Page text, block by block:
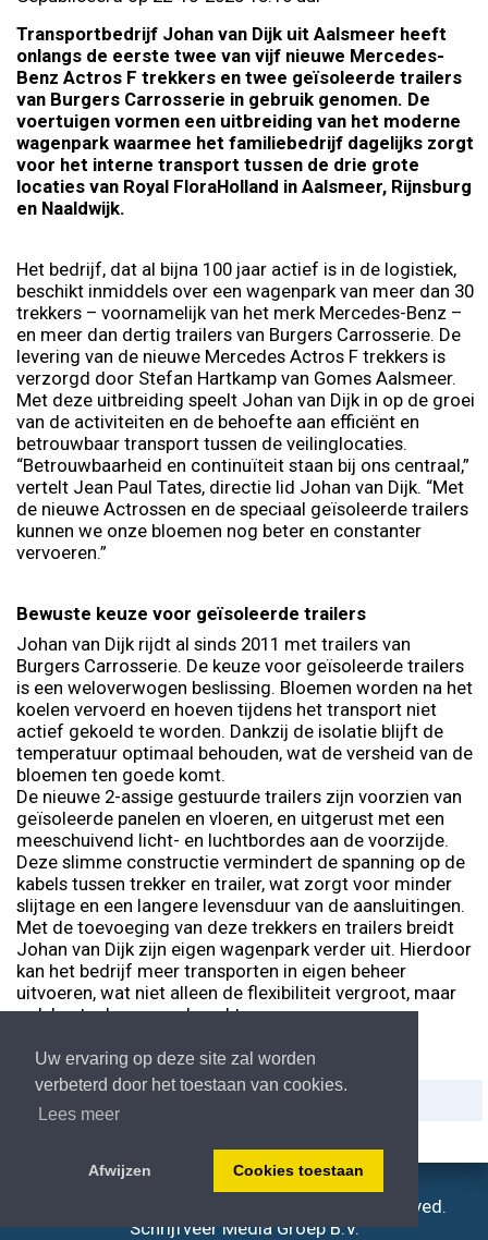
Uw ervaring op deze site zal worden
verbeterd door het toestaan van cookies.
Lees meer
Afwijzen Cookies toestaan
Transportbedrijf Johan van Dijk uit Aalsmeer heeft
onlangs de eerste twee van vijf nieuwe Mercedes-
Benz Actros F trekkers en twee geïsoleerde trailers
van Burgers Carrosserie in gebruik genomen. De
voertuigen vormen een uitbreiding van het moderne
wagenpark waarmee het familiebedrijf dagelijks zorgt
voor het interne transport tussen de drie grote
locaties van Royal FloraHolland in Aalsmeer, Rijnsburg
en Naaldwijk.
Het bedrijf, dat al bijna 100 jaar actief is in de logistiek,
beschikt inmiddels over een wagenpark van meer dan 30
trekkers – voornamelijk van het merk Mercedes-Benz –
en meer dan dertig trailers van Burgers Carrosserie. De
levering van de nieuwe Mercedes Actros F trekkers is
verzorgd door Stefan Hartkamp van Gomes Aalsmeer.
Met deze uitbreiding speelt Johan van Dijk in op de groei
van de activiteiten en de behoefte aan efficiënt en
betrouwbaar transport tussen de veilinglocaties.
“Betrouwbaarheid en continuïteit staan bij ons centraal,”
vertelt Jean Paul Tates, directie lid Johan van Dijk. “Met
de nieuwe Actrossen en de speciaal geïsoleerde trailers
kunnen we onze bloemen nog beter en constanter
vervoeren.”
Bewuste keuze voor geïsoleerde trailers
Johan van Dijk rijdt al sinds 2011 met trailers van
Burgers Carrosserie. De keuze voor geïsoleerde trailers
is een weloverwogen beslissing. Bloemen worden na het
koelen vervoerd en hoeven tijdens het transport niet
actief gekoeld te worden. Dankzij de isolatie blijft de
temperatuur optimaal behouden, wat de versheid van de
bloemen ten goede komt.
De nieuwe 2-assige gestuurde trailers zijn voorzien van
geïsoleerde panelen en vloeren, en uitgerust met een
meeschuivend licht- en luchtbordes aan de voorzijde.
Deze slimme constructie vermindert de spanning op de
kabels tussen trekker en trailer, wat zorgt voor minder
slijtage en een langere levensduur van de aansluitingen.
Met de toevoeging van deze trekkers en trailers breidt
Johan van Dijk zijn eigen wagenpark verder uit. Hierdoor
kan het bedrijf meer transporten in eigen beheer
uitvoeren, wat niet alleen de flexibiliteit vergroot, maar
ook kostenbesparend werkt.
© Atw.nl - Copyright 2006-2026, All right reserved.
Schrijfveer Media Groep B.V.